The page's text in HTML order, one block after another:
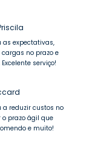
as expectativas,
no prazo e
serviço!
a reduzir custos no
o prazo ágil que
e muito!